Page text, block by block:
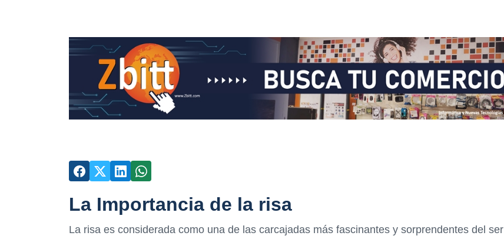
La Importancia de la risa
La risa es considerada como una de las carcajadas más fascinantes y sorprendentes del ser